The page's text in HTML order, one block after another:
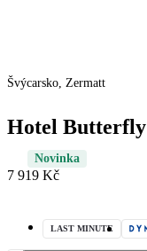
Švýcarsko, Zermatt
Hotel Butterfly
Novinka
7 919 Kč
LAST MINUTE